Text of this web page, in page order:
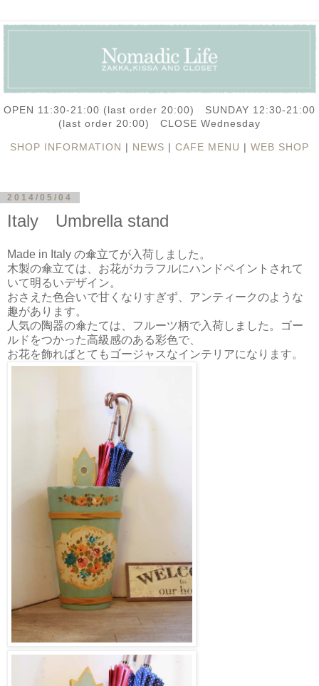
OPEN 11:30-21:00 (last order 20:00) SUNDAY 12:30-21:00
(last order 20:00) CLOSE Wednesday
SHOP INFORMATION | NEWS | CAFE MENU | WEB SHOP
2014/05/04
Italy Umbrella stand
Made in Italy の傘立てが入荷しました。
木製の傘立ては、お花がカラフルにハンドペイントされて
いて明るいデザイン。
おさえた色合いで甘くなりすぎず、アンティークのような
趣があります。
人気の陶器の傘たては、フルーツ柄で入荷しました。ゴー
ルドをつかった高級感のある彩色で、
お花を飾ればとてもゴージャスなインテリアになります。